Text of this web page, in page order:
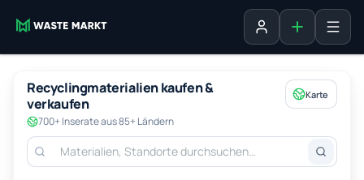
AnmeldenInserat
Recyclingmaterialien kaufen &
verkaufen
700+ Inserate aus 85+ Ländern
Karte